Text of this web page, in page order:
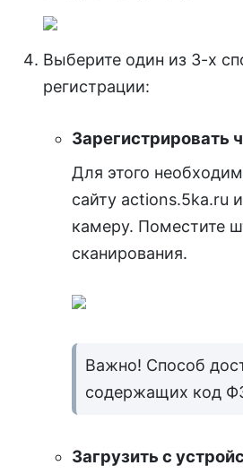
Выберите один из 3-х
регистрации:
Зарегистрировать
Для этого
сайту actions.5ka.ru
камеру. Поместите
сканирования.
Важно! Способ
содержащих код
Загрузить с